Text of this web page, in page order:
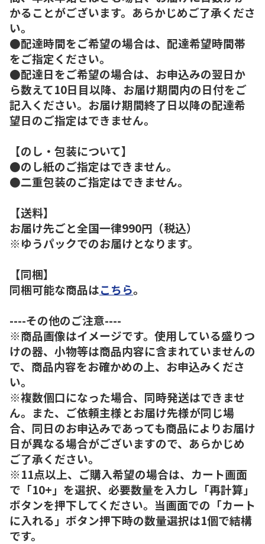
かることがございます。あらかじめご了承くださ
い。
●配達時間をご希望の場合は、配達希望時間帯
をご指定ください。
●配達日をご希望の場合は、お申込みの翌日か
ら数えて10日目以降、お届け期間内の日付をご
記入ください。お届け期間終了日以降の配達希
望日のご指定はできません。
【のし・包装について】
●のし紙のご指定はできません。
●二重包装のご指定はできません。
【送料】
お届け先ごと全国一律990円（税込）
※ゆうパックでのお届けとなります。
【同梱】
同梱可能な商品はこちら。
----その他のご注意----
※商品画像はイメージです。使用している盛りつ
けの器、小物等は商品内容に含まれていませんの
で、商品内容をお確かめの上、お申込みくださ
い。
※複数個口になった場合、同時発送はできませ
ん。また、ご依頼主様とお届け先様が同じ場
合、同日のお申込みであっても商品によりお届け
日が異なる場合がございますので、あらかじめ
ご了承ください。
※11点以上、ご購入希望の場合は、カート画面
で「10+」を選択、必要数量を入力し「再計算」
ボタンを押下してください。当画面での「カート
に入れる」ボタン押下時の数量選択は1個で結構
です。